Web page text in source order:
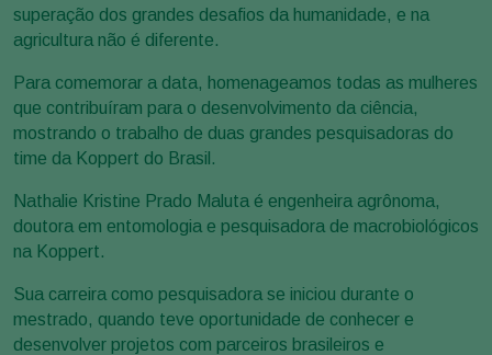
superação dos grandes desafios da humanidade, e na
agricultura não é diferente.
Para comemorar a data, homenageamos todas as mulheres
que contribuíram para o desenvolvimento da ciência,
mostrando o trabalho de duas grandes pesquisadoras do
time da Koppert do Brasil.
Nathalie Kristine Prado Maluta é engenheira agrônoma,
doutora em entomologia e pesquisadora de macrobiológicos
na Koppert.
Sua carreira como pesquisadora se iniciou durante o
mestrado, quando teve oportunidade de conhecer e
desenvolver projetos com parceiros brasileiros e